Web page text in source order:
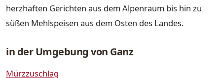
herzhaften Gerichten aus dem Alpenraum bis hin zu
süßen Mehlspeisen aus dem Osten des Landes.
in der Umgebung von Ganz
Mürzzuschlag